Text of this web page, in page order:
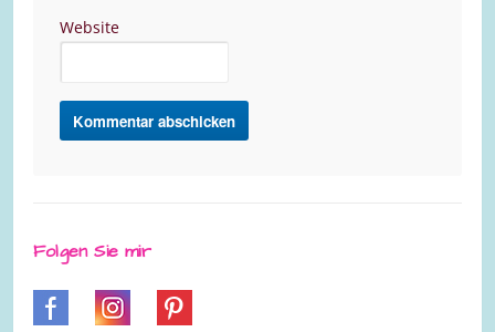
Website
Folgen Sie mir